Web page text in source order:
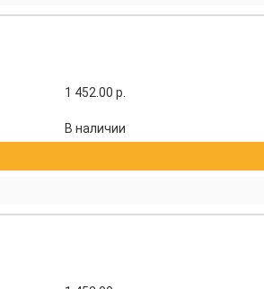
1 452.00 р.
В наличии